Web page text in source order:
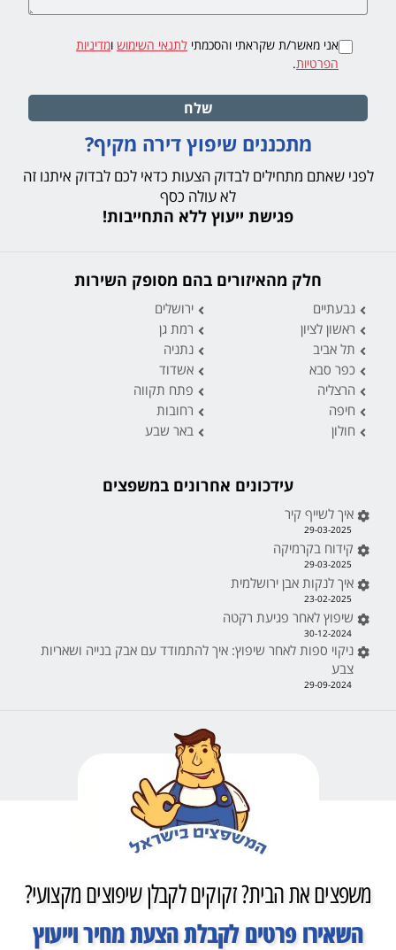
אני מאשר/ת שקראתי והסכמתי לתנאי השימוש ומדיניות
הפרטיות.
שלח
מתכננים שיפוץ דירה מקיף?
לפני שאתם מתחילים לבדוק הצעות כדאי לכם לבדוק איתנו זה
לא עולה כסף
פגישת ייעוץ ללא התחייבות!
חלק מהאיזורים בהם מסופק השירות
גבעתיים
ירושלים
ראשון לציון
רמת גן
תל אביב
נתניה
כפר סבא
אשדוד
הרצליה
פתח תקווה
חיפה
רחובות
חולון
באר שבע
עידכונים אחרונים במשפצים
איך לשייף קיר
29-03-2025
קידוח בקרמיקה
29-03-2025
איך לנקות אבן ירושלמית
23-02-2025
שיפוץ לאחר פגיעת רקטה
30-12-2024
ניקוי ספות לאחר שיפוץ: איך להתמודד עם אבק בנייה ושאריות
צבע
29-09-2024
משפצים את הבית? זקוקים לקבלן שיפוצים מקצועי?
השאירו פרטים לקבלת הצעת מחיר וייעוץ